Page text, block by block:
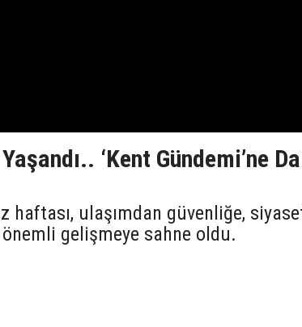
‘Kent Gündemi’ne
haftası, ulaşımdan güvenliğe,
gelişmeye sahne oldu.